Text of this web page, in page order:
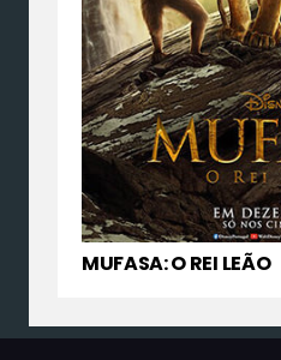
MUFASA: O REI LEÃO